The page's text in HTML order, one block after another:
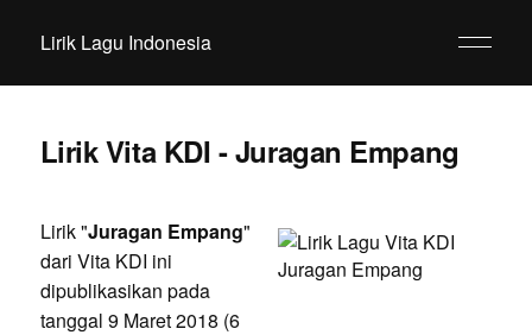
Lirik Lagu Indonesia
Lirik Vita KDI - Juragan Empang
Lirik "Juragan Empang"
dari Vita KDI ini
dipublikasikan pada
tanggal 9 Maret 2018 (6